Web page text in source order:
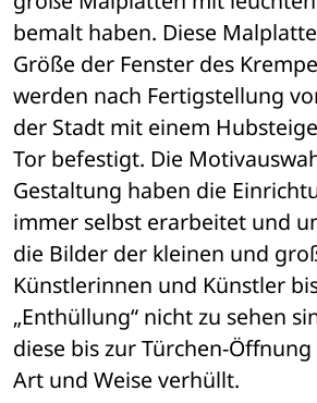
bemalt haben. Diese
Größe der Fenster des
werden nach Fertigstellung
der Stadt mit einem
Tor befestigt. Die
Gestaltung haben die
immer selbst erarbeitet und
die Bilder der kleinen und
Künstlerinnen und Künstler
„Enthüllung“ nicht zu sehen
diese bis zur Türchen-
Art und Weise verhüllt.